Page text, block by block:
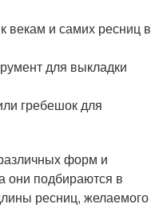
векам и самих ресниц в
для выкладки
гребешок для
форм и
они подбираются в
ресниц, желаемого